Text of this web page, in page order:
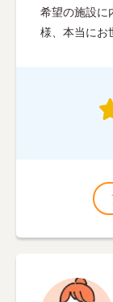
希望の施設に
様、本当にお